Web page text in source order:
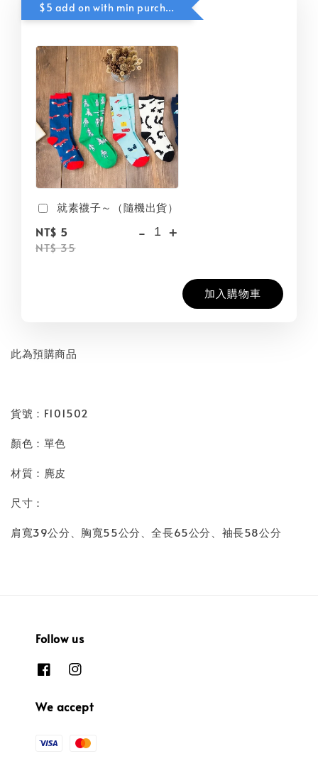
$5 add on with min purchase
就素襪子～（隨機出貨）
NT$ 5
NT$ 35
- +
加入購物車
此為預購商品
貨號：F101502
顏色：單色
材質：麂皮
尺寸：
肩寬39公分、胸寬55公分、全長65公分、袖長58公分
Follow us
We accept